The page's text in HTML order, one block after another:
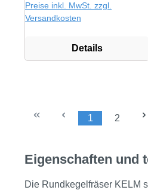
Preise inkl. MwSt. zzgl.
Versandkosten
Details
Seite
1
Seite
2
Eigenschaften und
Die Rundkegelfräser KELM